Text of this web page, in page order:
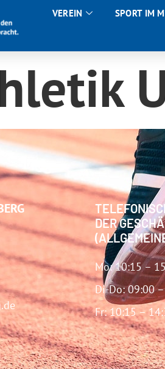
VEREIN SPORT IM
DER
Mo: 10:15 –
Di-Do: 09:00
Fr: 10:15 –